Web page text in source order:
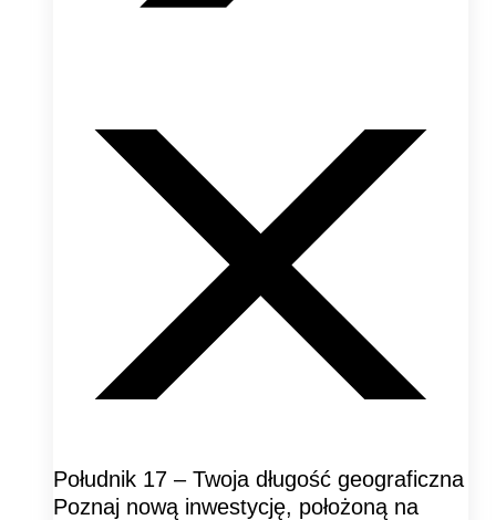
Południk 17 – Twoja długość geograficzna
Poznaj nową inwestycję, położoną na